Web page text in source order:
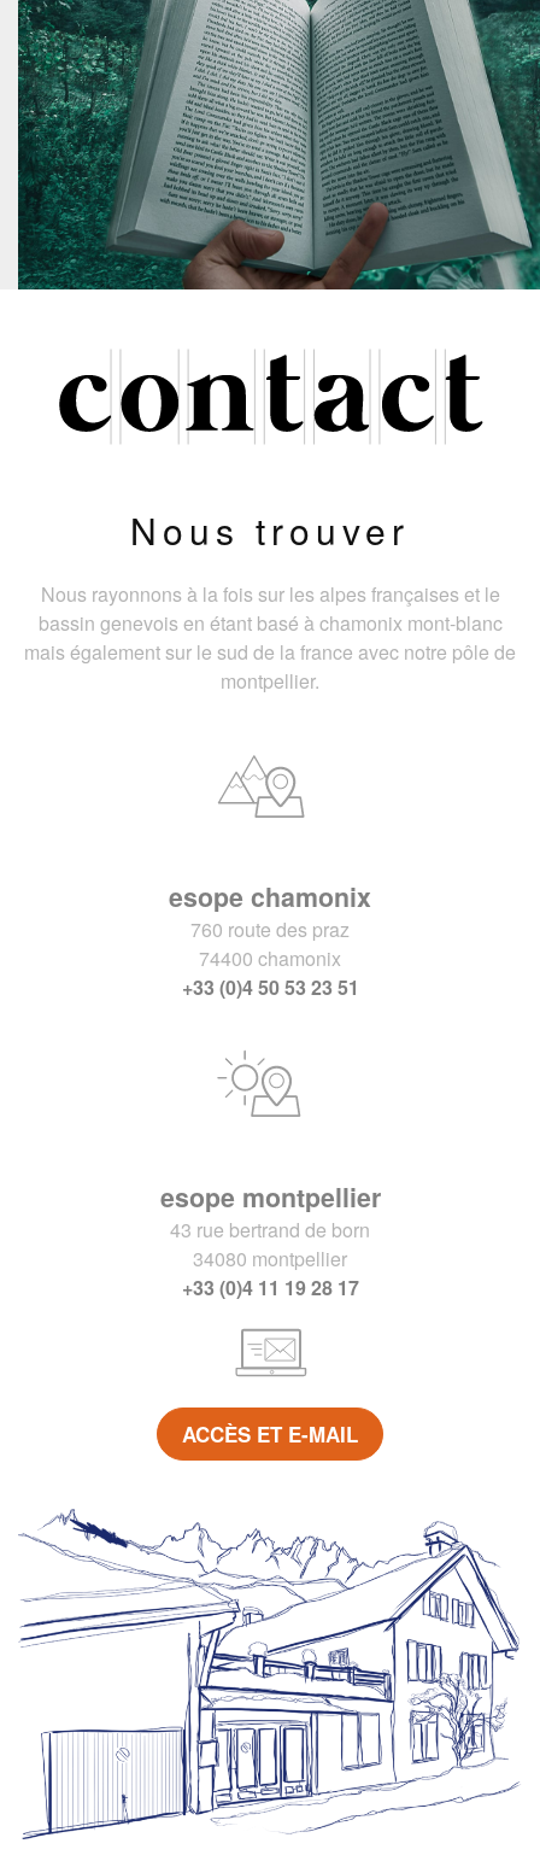
Nous trouver
Nous rayonnons à la fois sur les alpes françaises et le
bassin genevois en étant basé à chamonix mont-blanc
mais également sur le sud de la france avec notre pôle de
montpellier.
esope chamonix
760 route des praz
74400 chamonix
+33 (0)4 50 53 23 51
esope montpellier
43 rue bertrand de born
34080 montpellier
+33 (0)4 11 19 28 17
ACCÈS ET E-MAIL